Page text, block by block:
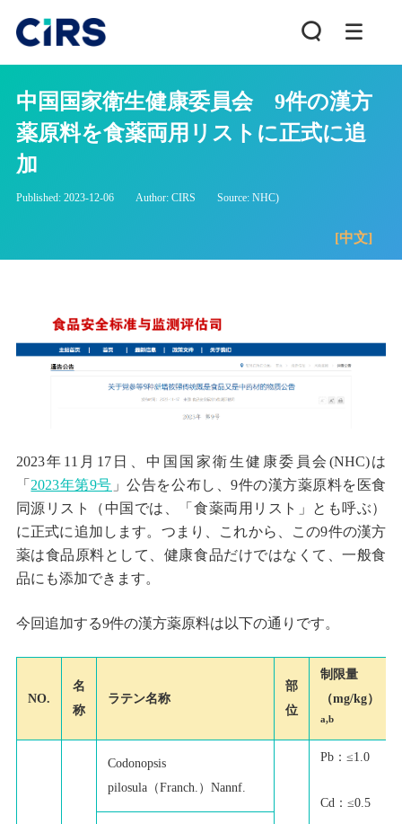
中国国家衛生健康委員会 9件の漢方
薬原料を食薬両用リストに正式に追
加
Published: 2023-12-06 Author: CIRS Source: NHC)
[中文]
2023年11月17日、中国国家衛生健康委員会(NHC)は
「 2023年第9号 」公告を公布し、9件の漢方薬原料を医食
同源リスト（中国では、「食薬両用リスト」とも呼ぶ）
に正式に追加します。つまり、これから、この9件の漢方
薬は食品原料として、健康食品だけではなくて、一般食
品にも添加できます。
今回追加する9件の漢方薬原料は以下の通りです。
NO.
名
称
ラテン名称
部
位
制限量
（mg/kg）
a,b
Codonopsis
pilosula（Franch.）Nannf.
Pb：≤1.0
Cd：≤0.5